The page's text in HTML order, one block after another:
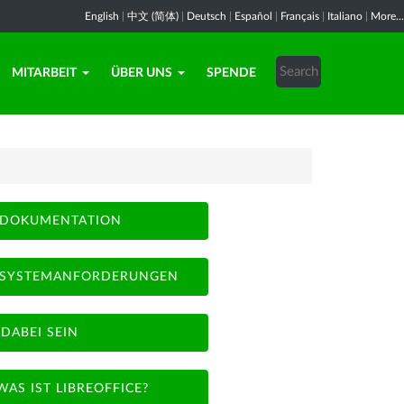
English 中文 (简体) Deutsch Español Français Italiano More...
MITARBEIT ÜBER UNS SPENDE
DOKUMENTATION
SYSTEMANFORDERUNGEN
DABEI SEIN
IST LIBREOFFICE?